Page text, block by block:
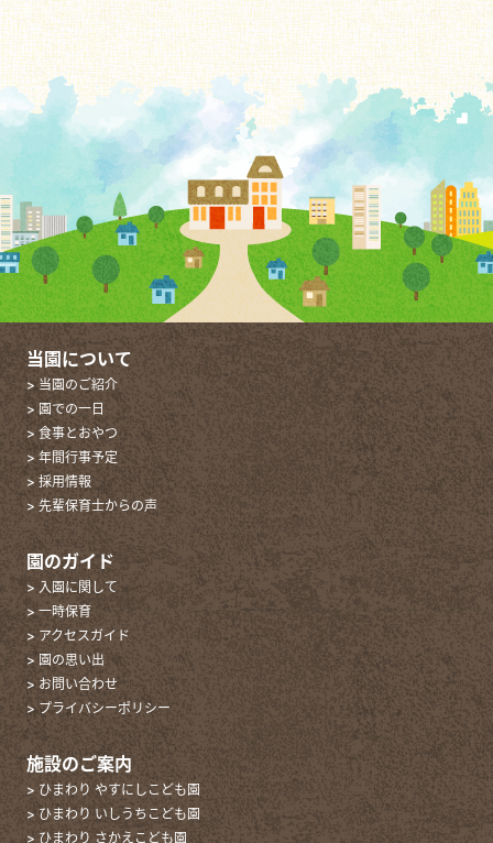
当園について
> 当園のご紹介
> 園での一日
> 食事とおやつ
> 年間行事予定
> 採用情報
> 先輩保育士からの声
園のガイド
> 入園に関して
> 一時保育
> アクセスガイド
> 園の思い出
> お問い合わせ
> プライバシーポリシー
施設のご案内
> ひまわり やすにしこども園
> ひまわり いしうちこども園
> ひまわり さかえこども園